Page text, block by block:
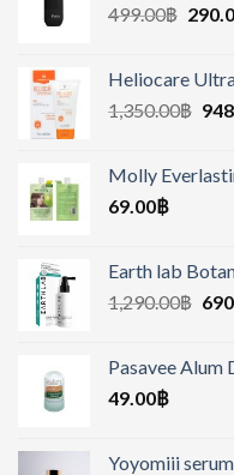
499.00฿
Heliocare
1,350.00฿
Molly
69.00฿
Earth lab
1,290.00฿
Pasavee Alum
49.00฿
Yoyomiii